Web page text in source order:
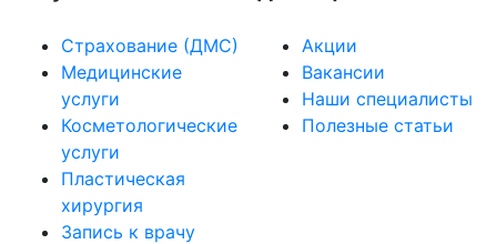
Страхование (ДМС)
Медицинские
услуги
Косметологические
услуги
Пластическая
хирургия
Запись к врачу
Акции
Вакансии
Наши специалисты
Полезные статьи